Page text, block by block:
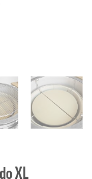
XL